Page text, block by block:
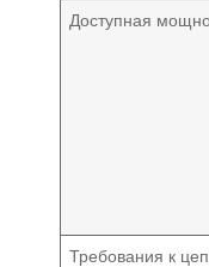
Доступная
Требования к